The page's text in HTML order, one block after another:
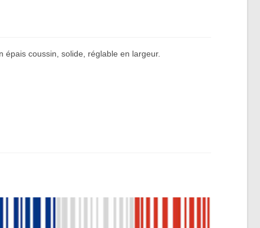
épais coussin, solide, réglable en largeur.